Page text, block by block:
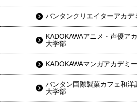
バンタンクリエイターアカデ
KADOKAWAアニメ・声優ア
大学部
KADOKAWAマンガアカデミ
バンタン国際製菓カフェ和洋
大学部